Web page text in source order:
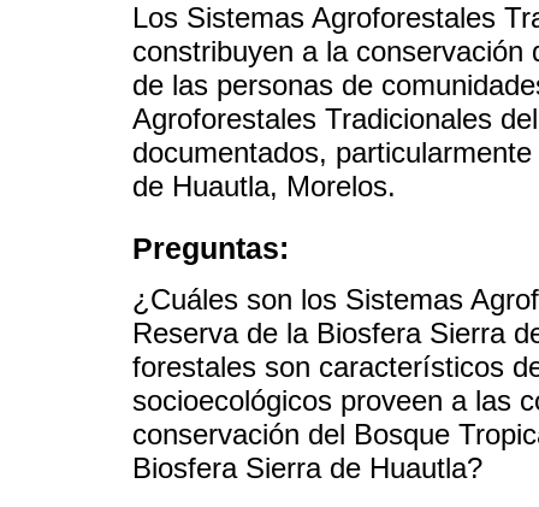
Los Sistemas Agroforestales
constribuyen a la
de las personas de
Agroforestales Tradicionales
documentados,
de Huautla, Morelos.
Preguntas:
¿Cuáles son los Sistemas
Reserva de la Biosfera Sierra
forestales son característicos
socioecológicos proveen a las
conservación del Bosque
Biosfera Sierra de Huautla?